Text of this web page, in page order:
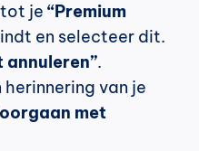
je “Premium
en selecteer dit.
annuleren”.
van je
met